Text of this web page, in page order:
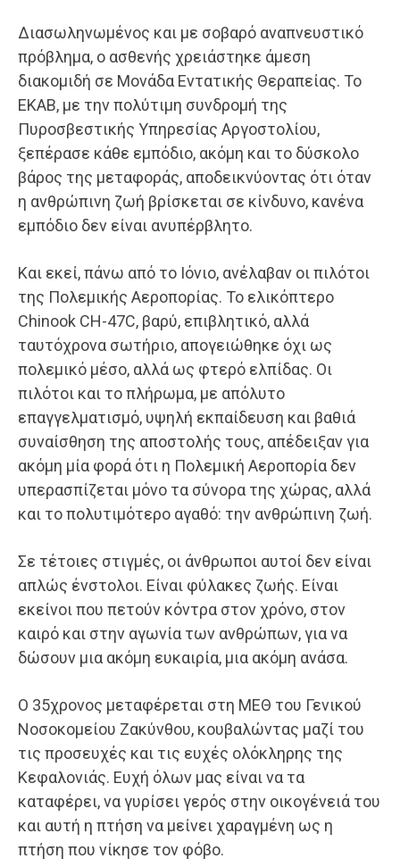
Διασωληνωμένος και με σοβαρό αναπνευστικό
πρόβλημα, ο ασθενής χρειάστηκε άμεση
διακομιδή σε Μονάδα Εντατικής Θεραπείας. Το
ΕΚΑΒ, με την πολύτιμη συνδρομή της
Πυροσβεστικής Υπηρεσίας Αργοστολίου,
ξεπέρασε κάθε εμπόδιο, ακόμη και το δύσκολο
βάρος της μεταφοράς, αποδεικνύοντας ότι όταν
η ανθρώπινη ζωή βρίσκεται σε κίνδυνο, κανένα
εμπόδιο δεν είναι ανυπέρβλητο.
Και εκεί, πάνω από το Ιόνιο, ανέλαβαν οι πιλότοι
της Πολεμικής Αεροπορίας. Το ελικόπτερο
Chinook CH-47C, βαρύ, επιβλητικό, αλλά
ταυτόχρονα σωτήριο, απογειώθηκε όχι ως
πολεμικό μέσο, αλλά ως φτερό ελπίδας. Οι
πιλότοι και το πλήρωμα, με απόλυτο
επαγγελματισμό, υψηλή εκπαίδευση και βαθιά
συναίσθηση της αποστολής τους, απέδειξαν για
ακόμη μία φορά ότι η Πολεμική Αεροπορία δεν
υπερασπίζεται μόνο τα σύνορα της χώρας, αλλά
και το πολυτιμότερο αγαθό: την ανθρώπινη ζωή.
Σε τέτοιες στιγμές, οι άνθρωποι αυτοί δεν είναι
απλώς ένστολοι. Είναι φύλακες ζωής. Είναι
εκείνοι που πετούν κόντρα στον χρόνο, στον
καιρό και στην αγωνία των ανθρώπων, για να
δώσουν μια ακόμη ευκαιρία, μια ακόμη ανάσα.
Ο 35χρονος μεταφέρεται στη ΜΕΘ του Γενικού
Νοσοκομείου Ζακύνθου, κουβαλώντας μαζί του
τις προσευχές και τις ευχές ολόκληρης της
Κεφαλονιάς. Ευχή όλων μας είναι να τα
καταφέρει, να γυρίσει γερός στην οικογένειά του
και αυτή η πτήση να μείνει χαραγμένη ως η
πτήση που νίκησε τον φόβο.